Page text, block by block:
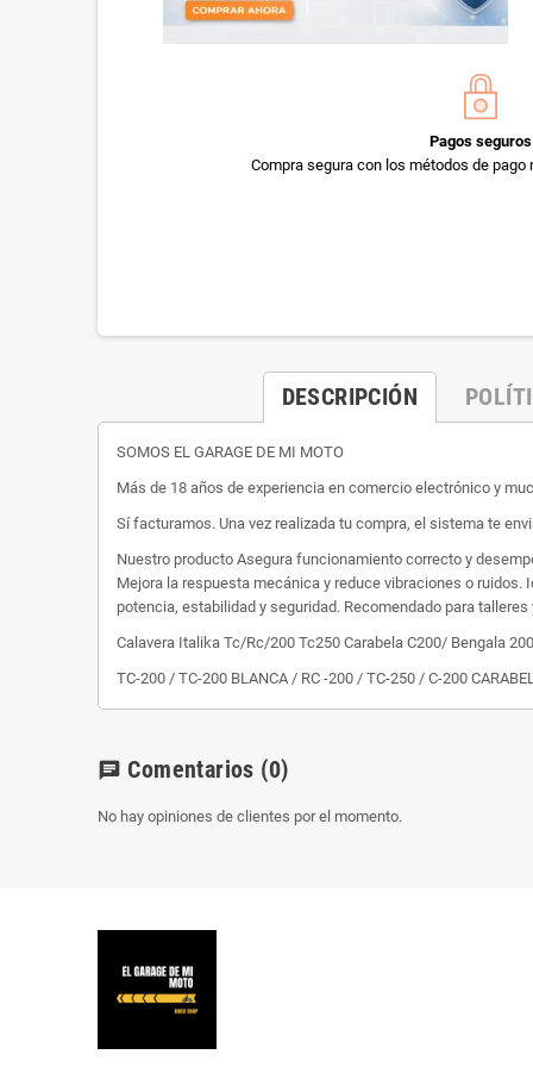
Pagos seguros
Compra segura con los métodos de
DESCRIPCIÓN
SOMOS EL GARAGE DE MI MOTO
Más de 18 años de experiencia en comercio electrónico y
Sí facturamos. Una vez realizada tu compra, el sistema te
Nuestro producto Asegura funcionamiento correcto y
Mejora la respuesta mecánica y reduce vibraciones o
potencia, estabilidad y seguridad. Recomendado para
Calavera Italika Tc/Rc/200 Tc250 Carabela C200/ Bengala 200
TC-200 / TC-200 BLANCA / RC -200 / TC-250 / C-200
chat Comentarios (0)
No hay opiniones de clientes por el momento.